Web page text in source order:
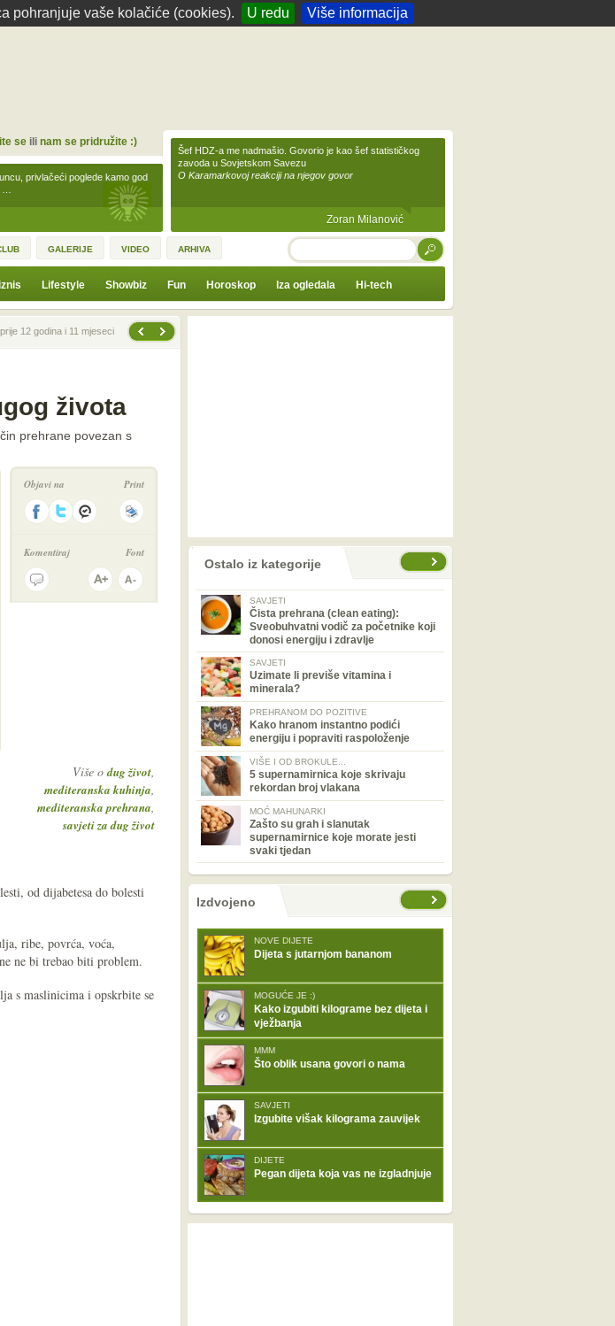
pohranjuje vaše kolačiće (cookies). U redu Više informacija
privlačeći poglede kamo god
seili nam se pridružite :)
Šef HDZ-a me nadmašio. Govorio je kao šef statističkog
zavoda u Sovjetskom Savezu
O Karamarkovoj reakciji na njegov govor
Zoran Milanović
GALERIJE VIDEO ARHIVA TRAŽI
Lifestyle Showbiz Fun Horoskop Iza ogledala Hi-tech
12 godina i 11 mjeseci
života
prehrane povezan s
Objavi na Print
Komentiraj Font
Više odug život,
mediteranska kuhinja,
mediteranska prehrana,
savjeti za dug život
od dijabetesa do bolesti
ribe, povrća, voća,
ne bi trebao biti problem.
s maslinicima i opskrbite se
prethodno Ostalo iz kategorije
SAVJETI
Čista prehrana (clean eating):
Sveobuhvatni vodič za početnike koji
donosi energiju i zdravlje
SAVJETI
Uzimate li previše vitamina i
minerala?
PREHRANOM DO POZITIVE
Kako hranom instantno podići
energiju i popraviti raspoloženje
VIŠE I OD BROKULE...
5 supernamirnica koje skrivaju
rekordan broj vlakana
MOĆ MAHUNARKI
Zašto su grah i slanutak
supernamirnice koje morate jesti
svaki tjedan
nema prethodne stranice
sljedećeIzdvojeno
NOVE DIJETE
Dijeta s jutarnjom bananom
MOGUĆE JE :)
Kako izgubiti kilograme bez dijeta i
vježbanja
MMM
Što oblik usana govori o nama
SAVJETI
Izgubite višak kilograma zauvijek
DIJETE
Pegan dijeta koja vas ne izgladnjuje